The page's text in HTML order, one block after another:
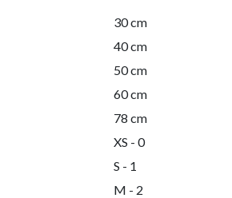
30 cm
40 cm
50 cm
60 cm
78 cm
XS - 0
S - 1
M - 2